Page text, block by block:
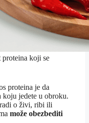
koji se
proteina je da
koju jedete u obroku.
o živi, ribi ili
može obezbediti